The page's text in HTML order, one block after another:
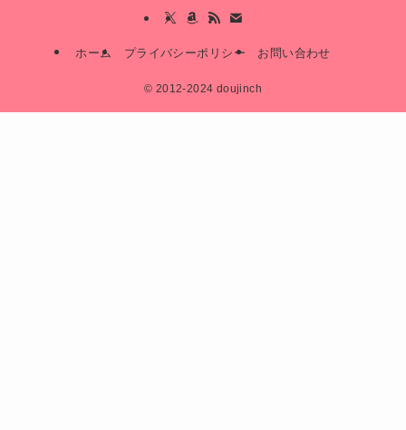
ホーム プライバシーポリシー お問い合わせ
© 2012-2024 doujinch